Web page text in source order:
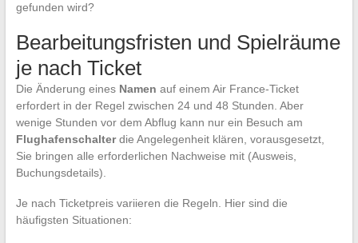
gefunden wird?
Bearbeitungsfristen und Spielräume
je nach Ticket
Die Änderung eines Namen auf einem Air France-Ticket
erfordert in der Regel zwischen 24 und 48 Stunden. Aber
wenige Stunden vor dem Abflug kann nur ein Besuch am
Flughafenschalterdie Angelegenheit klären, vorausgesetzt,
Sie bringen alle erforderlichen Nachweise mit (Ausweis,
Buchungsdetails).
Je nach Ticketpreis variieren die Regeln. Hier sind die
häufigsten Situationen: